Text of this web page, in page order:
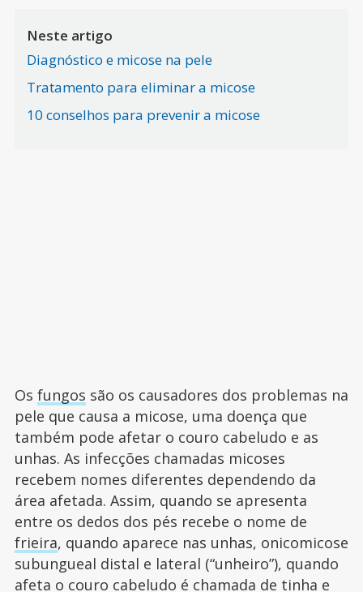
Neste artigo
Diagnóstico e micose na pele
Tratamento para eliminar a micose
10 conselhos para prevenir a micose
Os fungos são os causadores dos problemas na
pele que causa a micose, uma doença que
também pode afetar o couro cabeludo e as
unhas. As infecções chamadas micoses
recebem nomes diferentes dependendo da
área afetada. Assim, quando se apresenta
entre os dedos dos pés recebe o nome de
frieira, quando aparece nas unhas, onicomicose
subungueal distal e lateral (“unheiro”), quando
afeta o couro cabeludo é chamada de tinha e